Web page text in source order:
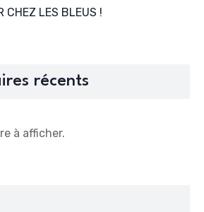
CHEZ LES BLEUS !
récents
à afficher.